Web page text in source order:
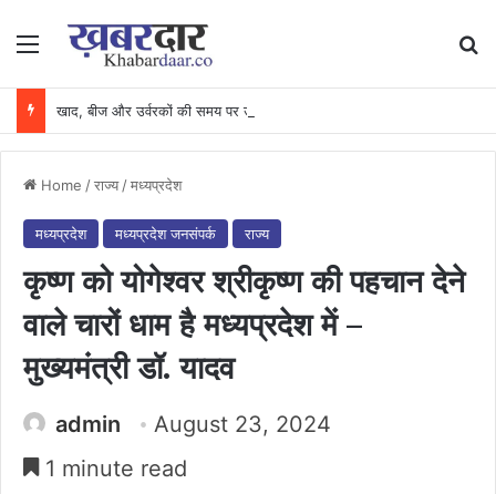
Menu
Home /राज्य /मध्यप्रदेश
मध्यप्रदेश मध्यप्रदेश जनसंपर्क राज्य
कृष्ण को योगेश्वर श्रीकृष्ण की पहचान देने
वाले चारों धाम है मध्यप्रदेश में –
मुख्यमंत्री डॉ. यादव
admin
August 23, 2024
1 minute read